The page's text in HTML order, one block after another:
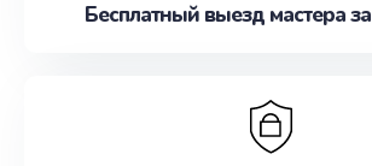
Бесплатный выезд мастера